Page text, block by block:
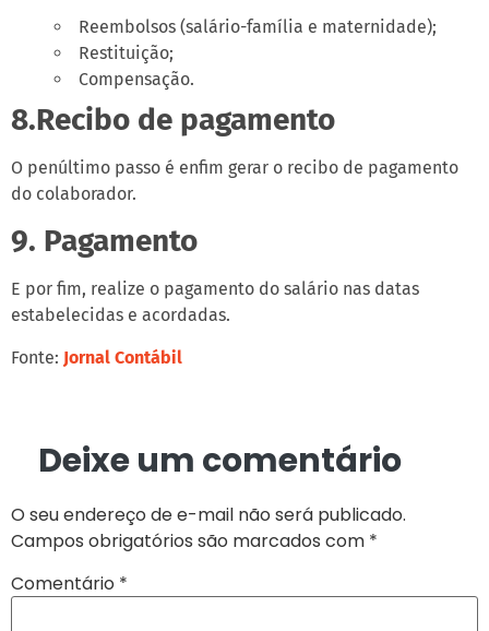
Reembolsos (salário-família e maternidade);
Restituição;
Compensação.
8.Recibo de pagamento
O penúltimo passo é enfim gerar o recibo de pagamento
do colaborador.
9. Pagamento
E por fim, realize o pagamento do salário nas datas
estabelecidas e acordadas.
Fonte: Jornal Contábil
Deixe um comentário
O seu endereço de e-mail não será publicado.
Campos obrigatórios são marcados com *
Comentário *